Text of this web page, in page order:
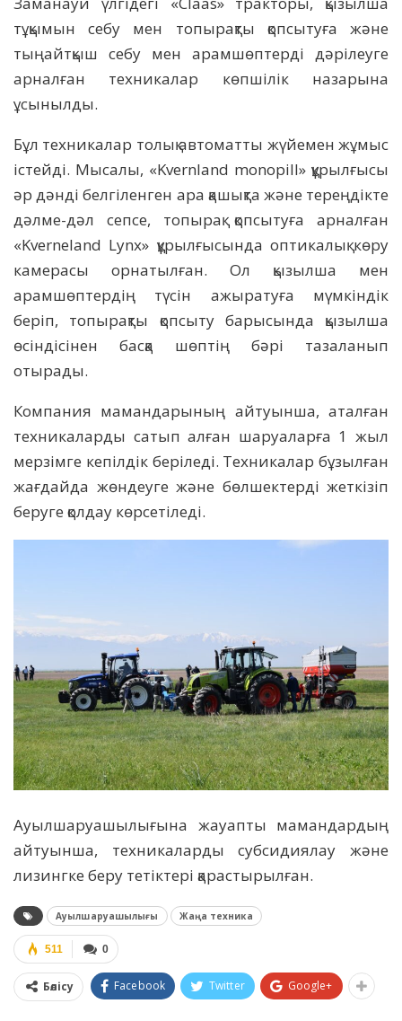
тұқымын себу мен топырақты қопсытуға және
тыңайтқыш себу мен арамшөптерді дәрілеуге
арналған техникалар көпшілік назарына
ұсынылды.
Бұл техникалар толық автоматты жүйемен жұмыс
істейді. Мысалы, «Kvernland monopill» құрылғысы
әр дәнді белгіленген ара қашықта және тереңдікте
дәлме-дәл сепсе, топырақ қопсытуға арналған
«Kvernеland Lynx» құрылғысында оптикалық көру
камерасы орнатылған. Ол қызылша мен
арамшөптердің түсін ажыратуға мүмкіндік
беріп, топырақты қопсыту барысында қызылша
өсіндісінен басқа шөптің бәрі тазаланып
отырады.
Компания мамандарының айтуынша, аталған
техникаларды сатып алған шаруаларға 1 жыл
мерзімге кепілдік беріледі. Техникалар бұзылған
жағдайда жөндеуге және бөлшектерді жеткізіп
беруге қолдау көрсетіледі.
Ауылшаруашылығына жауапты мамандардың
айтуынша, техникаларды субсидиялау және
лизингке беру тетіктері қарастырылған.
Ауылшаруашылығы Жаңа техника
0
511
Бөлісу Facebook Twitter Google+